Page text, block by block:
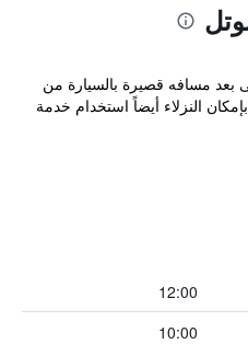
بعد مسافه قصيرة بالسيارة من
النزلاء أيضاً استخدام خدمة
12:00
10:00